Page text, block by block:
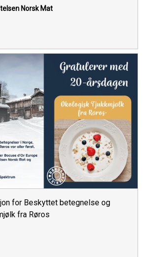
Norsk Mat
for Beskyttet betegnelse og
fra Røros